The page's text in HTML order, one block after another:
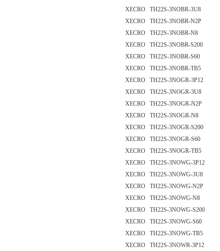
XECRO TH22S-3NOBR-3U8
XECRO TH22S-3NOBR-N2P
XECRO TH22S-3NOBR-N8
XECRO TH22S-3NOBR-S200
XECRO TH22S-3NOBR-S60
XECRO TH22S-3NOBR-TB5
XECRO TH22S-3NOGR-3P12
XECRO TH22S-3NOGR-3U8
XECRO TH22S-3NOGR-N2P
XECRO TH22S-3NOGR-N8
XECRO TH22S-3NOGR-S200
XECRO TH22S-3NOGR-S60
XECRO TH22S-3NOGR-TB5
XECRO TH22S-3NOWG-3P12
XECRO TH22S-3NOWG-3U8
XECRO TH22S-3NOWG-N2P
XECRO TH22S-3NOWG-N8
XECRO TH22S-3NOWG-S200
XECRO TH22S-3NOWG-S60
XECRO TH22S-3NOWG-TB5
XECRO TH22S-3NOWR-3P12